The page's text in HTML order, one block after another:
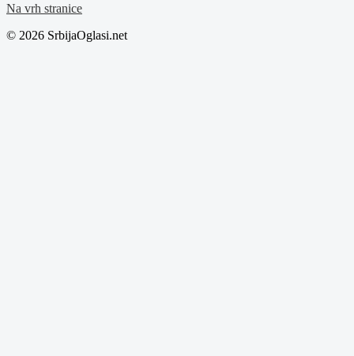
Na vrh stranice
© 2026 SrbijaOglasi.net